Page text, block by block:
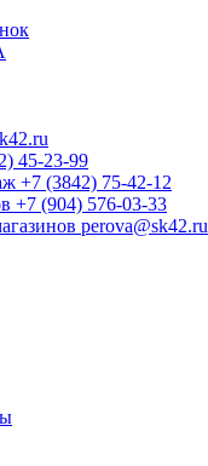
45-23-99
+7 (3842) 75-42-12
+7 (904) 576-03-33
perova@sk42.ru